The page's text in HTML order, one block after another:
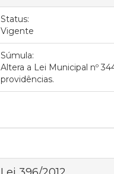
Status:
Vigente
Súmula:
Altera a Lei Municipal nº
providências.